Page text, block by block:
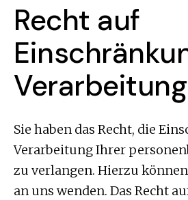
Recht auf
Verarbeitung
Sie haben das Recht, die
Verarbeitung Ihrer
zu verlangen. Hierzu
an uns wenden. Das Recht